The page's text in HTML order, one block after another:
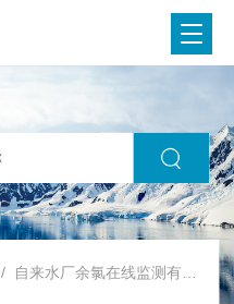
/ 自来水厂余氯在线监测有哪些方法?